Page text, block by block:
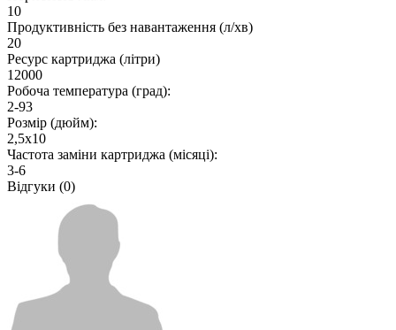
10
Продуктивність без навантаження (л/хв)
20
Ресурс картриджа (літри)
12000
Робоча температура (град):
2-93
Розмір (дюйм):
2,5х10
Частота заміни картриджа (місяці):
3-6
Відгуки (0)